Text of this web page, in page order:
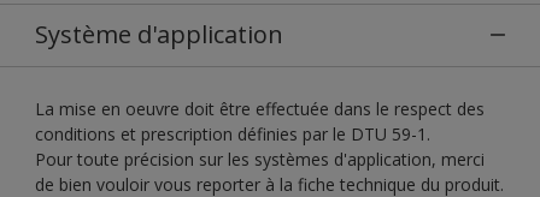
Système d'application
La mise en oeuvre doit être effectuée dans le respect des
conditions et prescription définies par le DTU 59-1.
Pour toute précision sur les systèmes d'application, merci
de bien vouloir vous reporter à la fiche technique du produit.